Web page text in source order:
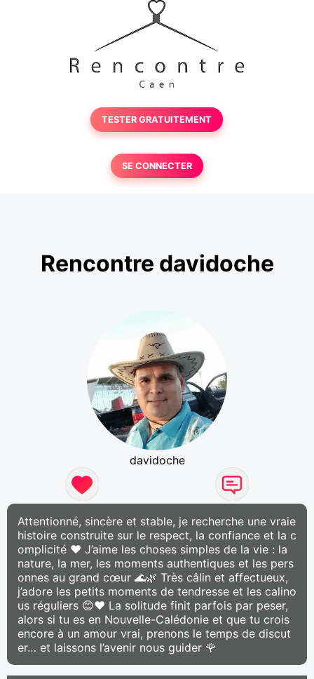
TESTER GRATUITEMENT
SE CONNECTER
Rencontre davidoche
davidoche
Attentionné, sincère et stable, je recherche une vraie
histoire construite sur le respect, la confiance et la c
omplicité ❤️ J’aime les choses simples de la vie : la
nature, la mer, les moments authentiques et les pers
onnes au grand cœur 🌊🌿 Très câlin et affectueux,
j’adore les petits moments de tendresse et les calino
us réguliers 😊❤️ La solitude finit parfois par peser,
alors si tu es en Nouvelle-Calédonie et que tu crois
encore à un amour vrai, prenons le temps de discut
er… et laissons l’avenir nous guider 🌹